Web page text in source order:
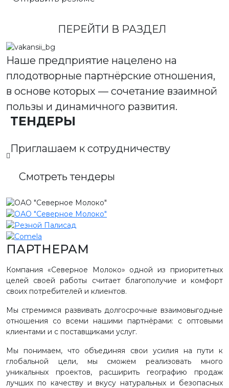
ПЕРЕЙТИ В РАЗДЕЛ
Наше предприятие нацелено на
плодотворные партнёрские отношения,
в основе которых — сочетание взаимной
пользы и динамичного развития.
ТЕНДЕРЫ
Приглашаем к сотрудничеству
Смотреть тендеры
ПАРТНЕРАМ
Компания «Северное Молоко» одной из приоритетных
целей своей работы считает благополучие и комфорт
своих потребителей и клиентов.
Мы стремимся развивать долгосрочные взаимовыгодные
отношения со всеми нашими партнёрами: с оптовыми
клиентами и с поставщиками услуг.
Мы понимаем, что объединяя свои усилия на пути к
глобальной цели, мы сможем реализовать много
уникальных проектов, расширить географию продаж
лучших по качеству и вкусу натуральных и безопасных